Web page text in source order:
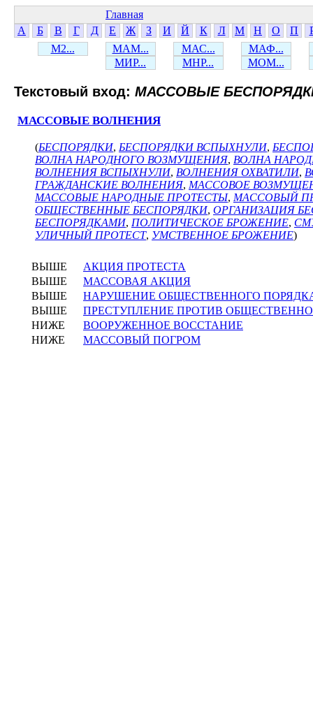
Главная
А
Б В Г Д Е Ж З И Й К Л М Н О П
М2...
МАМ... МАС...
МАФ...
МИР...
МНР... МОМ...
Текстовый вход: МАССОВЫЕ
МАССОВЫЕ ВОЛНЕНИЯ
(БЕСПОРЯДКИ, БЕСПОРЯДКИ ВСПЫХНУЛИ,
ВОЛНА НАРОДНОГО ВОЗМУЩЕНИЯ, ВОЛНА
ВОЛНЕНИЯ ВСПЫХНУЛИ, ВОЛНЕНИЯ ОХВАТИЛИ,
ГРАЖДАНСКИЕ ВОЛНЕНИЯ, МАССОВОЕ
МАССОВЫЕ НАРОДНЫЕ ПРОТЕСТЫ, МАССОВЫЙ
ОБЩЕСТВЕННЫЕ БЕСПОРЯДКИ, ОРГАНИЗАЦИЯ
БЕСПОРЯДКАМИ, ПОЛИТИЧЕСКОЕ БРОЖЕНИЕ,
УЛИЧНЫЙ ПРОТЕСТ, УМСТВЕННОЕ БРОЖЕНИЕ)
ВЫШЕ
АКЦИЯ ПРОТЕСТА
ВЫШЕ
МАССОВАЯ АКЦИЯ
ВЫШЕ
НАРУШЕНИЕ ОБЩЕСТВЕННОГО
ВЫШЕ
ПРЕСТУПЛЕНИЕ ПРОТИВ
НИЖЕ
ВООРУЖЕННОЕ ВОССТАНИЕ
НИЖЕ
МАССОВЫЙ ПОГРОМ